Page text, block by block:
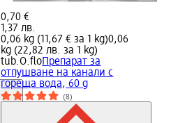
0,70 €
1,37 лв.
0,06 kg (11,67 € за 1 kg)0,06
kg (22,82 лв. за 1 kg)
tub.O.floПрепарат за
отпушване на канали с
гореща вода, 60 g
(8)